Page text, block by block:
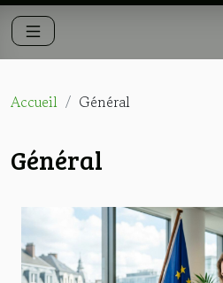
Accueil Général
Général